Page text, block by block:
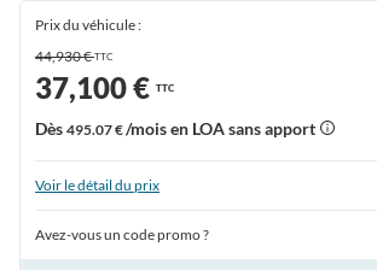
Prix du véhicule :
44,930 €TTC
37,100 € TTC
Dès 495.07 €/mois en LOA sans apport
Voir le détail du prix
Avez-vous un code promo ?